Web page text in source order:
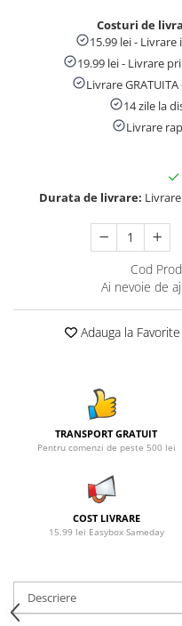
Costuri de
15.99 lei -
19.99 lei - Livrare
Livrare
14 zile la
Livrare
Durata de livrare:
Cod
Ai nevoie de
Adauga la Favorite
TRANSPORT GRATUIT
Pentru comenzi de peste 500 lei
COST LIVRARE
15.99 lei Easybox Sameday
Descriere